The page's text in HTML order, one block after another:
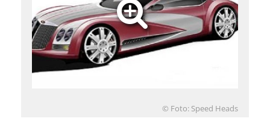
© Foto: Speed Heads